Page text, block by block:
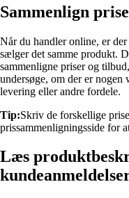
Sammenlign
Når du handler online, er
sælger det samme produkt.
sammenligne priser og
undersøge, om der er nogen
levering eller andre fordele.
Tip:Skriv de forskellige
prissammenligningsside for
Læs